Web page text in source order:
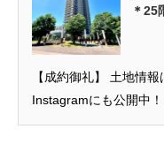
＊25
【成約御礼】 土地情
Instagramにも公開中！